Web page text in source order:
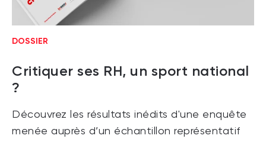
DOSSIER
Critiquer ses RH, un sport national
?
Découvrez les résultats inédits d'une enquête
menée auprès d’un échantillon représentatif